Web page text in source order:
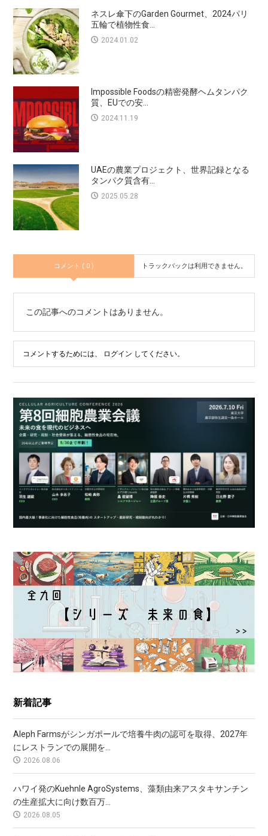
ネスレ傘下のGarden Gourmet、2024パリ
五輪で植物性食...
2024.01.02
Impossible Foodsの精密発酵ヘムタンパク
質、EUでの安...
2024.11.19
UAEの農業プロジェクト、世界記録となる
タンパク質含有...
2025.05.28
コメント ( 0 ) トラックバックは利用できません。
この記事へのコメントはありません。
コメントするためには、 ログイン してください。
新着記事
Aleph Farmsがシンガポールで培養牛肉の認可を取得、2027年
にレストランでの展開を...
2026.08.06
ハワイ発のKuehnle AgroSystems、藻類由来アスタキサンチン
の生産拡大に向け数百万...
2026.08.05